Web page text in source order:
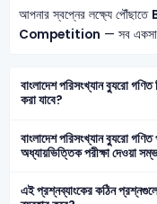
আপনার স্বপ্নের লক্ষ্যে পৌঁছাতে
Competition — সব
বাংলাদেশ পরিসংখ্যান ব্যুরো
করা যাবে?
বাংলাদেশ পরিসংখ্যান ব্যুরো
অধ্যায়ভিত্তিক পরীক্ষা দেওয়া
এই প্রশ্নব্যাংকের কঠিন